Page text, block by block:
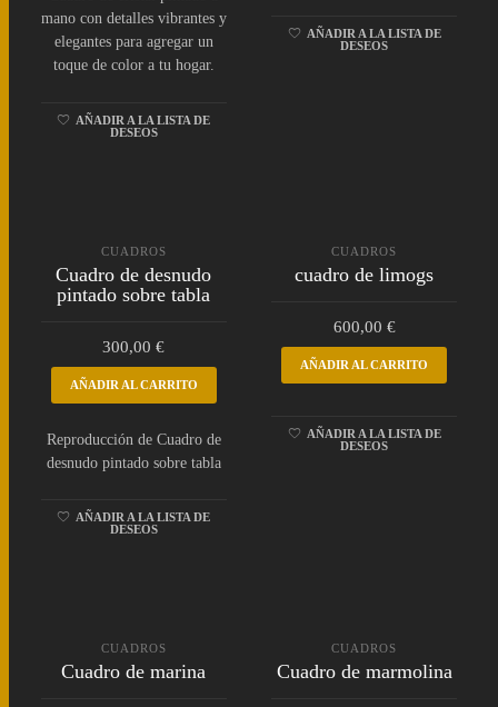
mano con detalles vibrantes y
elegantes para agregar un
toque de color a tu hogar.
AÑADIR A LA LISTA DE
DESEOS
AÑADIR A LA LISTA DE
DESEOS
CUADROS
Cuadro de desnudo
pintado sobre tabla
300,00€
AÑADIR AL CARRITO
Reproducción de Cuadro de
desnudo pintado sobre tabla
AÑADIR A LA LISTA DE
DESEOS
CUADROS
cuadro de limogs
600,00 €
AÑADIR AL CARRITO
AÑADIR A LA LISTA DE
DESEOS
CUADROS
Cuadro de marina
CUADROS
Cuadro de marmolina